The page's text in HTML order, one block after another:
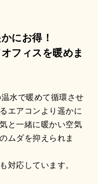
にお得！
フィスを暖めま
水で暖めて循環させ
エアコンより遥かに
と一緒に暖かい空気
ムダを抑えられま
対応しています。